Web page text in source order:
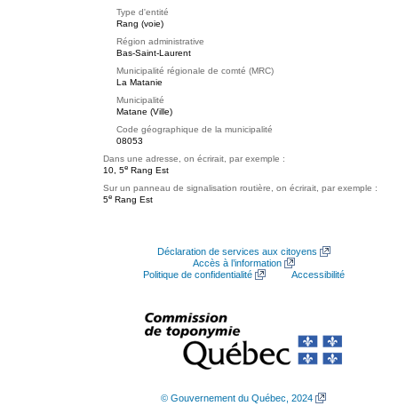
Type d'entité
Rang (voie)
Région administrative
Bas-Saint-Laurent
Municipalité régionale de comté (MRC)
La Matanie
Municipalité
Matane (Ville)
Code géographique de la municipalité
08053
Dans une adresse, on écrirait, par exemple :
10, 5e Rang Est
Sur un panneau de signalisation routière, on écrirait, par exemple :
5e Rang Est
Déclaration de services aux citoyens
Accès à l’information
Politique de confidentialité
Accessibilité
© Gouvernement du Québec, 2024